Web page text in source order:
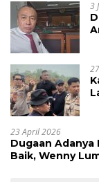
3
23 April 2026
Dugaan Adanya
Baik, Wenny